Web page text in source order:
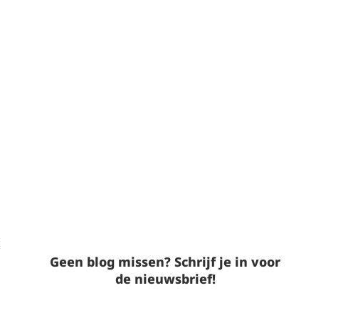
Geen blog missen? Schrijf je in voor
de nieuwsbrief!